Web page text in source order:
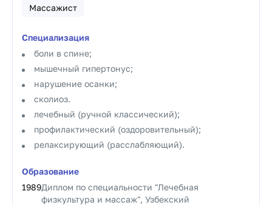
Массажист
Специализация
боли в спине;
мышечный гипертонус;
нарушение осанки;
сколиоз.
лечебный (ручной классический);
профилактический (оздоровительный);
релаксирующий (расслабляющий).
Образование
1989Диплом по специальности "Лечебная
физкультура и массаж", Узбекский